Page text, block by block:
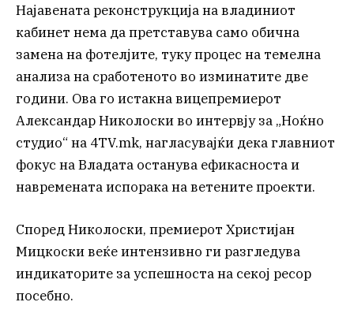
Најавената реконструкција на владиниот
кабинет нема да претставува само обична
замена на фотелјите, туку процес на темелна
анализа на сработеното во изминатите две
години. Ова го истакна вицепремиерот
Александар Николоски во интервју за „Ноќно
студио“ на 4TV.mk, нагласувајќи дека главниот
фокус на Владата останува ефикасноста и
навремената испорака на ветените проекти.
Според Николоски, премиерот Христијан
Мицкоски веќе интензивно ги разгледува
индикаторите за успешноста на секој ресор
посебно.